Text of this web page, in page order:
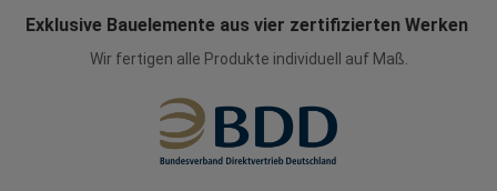
Exklusive Bauelemente aus vier zertifizierten Werken
Wir fertigen alle Produkte individuell auf Maß.